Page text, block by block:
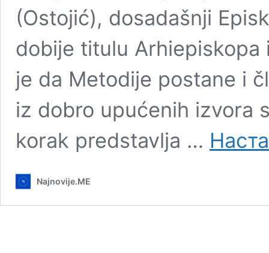
(Ostojić), dosadašnji
dobije titulu Arhiepiskopa
je da Metodije postane i
iz dobro upućenih izvora
korak predstavlja …
Najnovije.ME